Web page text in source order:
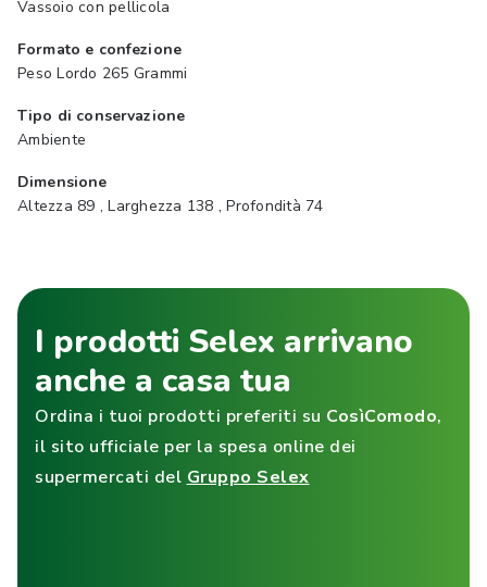
Vassoio con pellicola
Formato e confezione
Peso Lordo 265 Grammi
Tipo di conservazione
Ambiente
Dimensione
Altezza 89 , Larghezza 138 , Profondità 74
I prodotti Selex arrivano
anche a casa tua
Ordina i tuoi prodotti preferiti su CosìComodo,
il sito ufficiale per la spesa online dei
supermercati del Gruppo Selex